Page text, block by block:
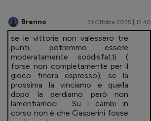
Brenno 31 Ottobre 2025 | 12.40
se le vittorie non valessero tre
punti, potremmo essere
moderatamente soddisfatti (
forse non completamente per il
gioco finora espresso); se la
prossima la vinciamo e quella
dopo la perdiamo però non
lamentiamoci. Su i cambi in
corso non è che Gasperini fosse